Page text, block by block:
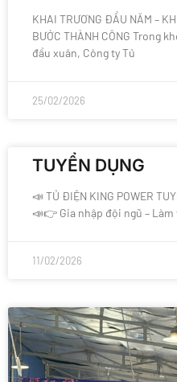
KHAI TRƯƠNG ĐẦU NĂM –
BƯỚC THÀNH CÔNG Trong
đầu xuân, Công ty Tủ
25/02/2026
TUYỂN DỤNG
📣 TỦ ĐIỆN KING POWER
📣👉 Gia nhập đội ngũ –
11/02/2026